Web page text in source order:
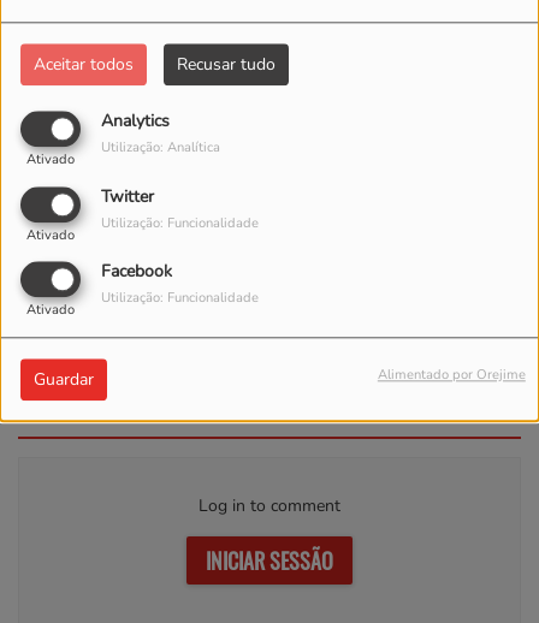
Aceitar todos Recusar tudo
Analytics
Ativado
Utilização: Analítica
Twitter
Ativado
Utilização: Funcionalidade
Facebook
Ativado
Utilização: Funcionalidade
Guardar Alimentado por Orejime
Wisin, Myke Towers, Los Legendarios- Mi Niña
Comentários(0)
Log in to comment
INICIAR SESSÃO